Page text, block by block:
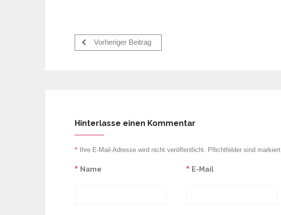
Vorheriger Beitrag
Hinterlasse einen Kommentar
Ihre E-Mail-Adresse wird nicht veröffentlicht. Pflichtfelder sind markiert
*
Name
* E-Mail
*